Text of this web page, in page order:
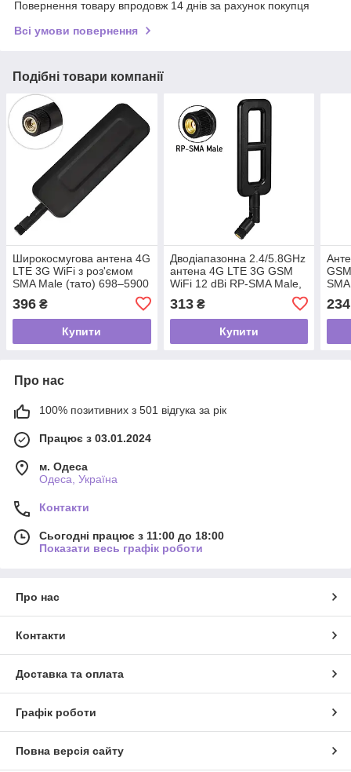
Повернення товару впродовж 14 днів за рахунок покупця
Всі умови повернення
Подібні товари компанії
Широкосмугова антена 4G
LTE 3G WiFi з роз'ємом
SMA Male (тато) 698–5900
МГц та посиленням 2 dBi
396 ₴
Купити
Дводіапазонна 2.4/5.8GHz
антена 4G LTE 3G GSM
WiFi 12 dBi RP-SMA Male,
роутерів
313₴
Купити
234
Про нас
100% позитивних з 501 відгука за рік
Працює з 03.01.2024
м. Одеса
Одеса, Україна
Контакти
Сьогодні працює з 11:00 до 18:00
Показати весь графік роботи
Про нас
Контакти
Доставка та оплата
Графік роботи
Повна версія сайту